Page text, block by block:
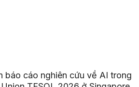
báo cáo nghiên cứu về AI trong